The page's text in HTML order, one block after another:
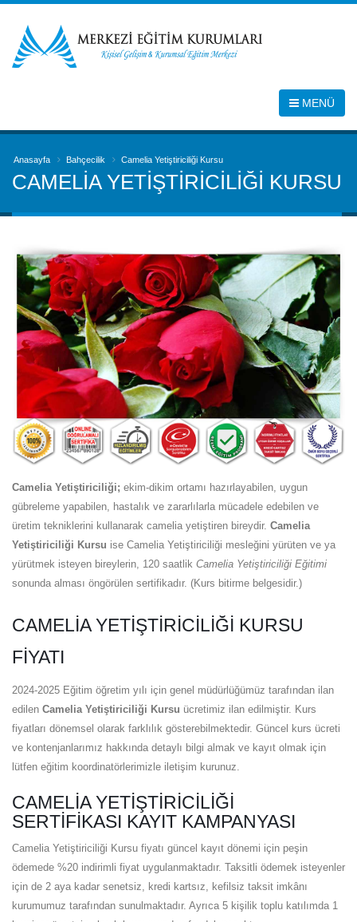
MENÜ
Anasayfa Bahçecilik Camelia Yetiştiriciliği Kursu
CAMELIA YETIŞTIRICILIĞI KURSU
Camelia Yetiştiriciliği; ekim-dikim ortamı hazırlayabilen, uygun
gübreleme yapabilen, hastalık ve zararlılarla mücadele edebilen ve
üretim tekniklerini kullanarak camelia yetiştiren bireydir. Camelia
Yetiştiriciliği Kursu ise Camelia Yetiştiriciliği mesleğini yürüten ve ya
yürütmek isteyen bireylerin, 120 saatlik Camelia Yetiştiriciliği Eğitimi
sonunda alması öngörülen sertifikadır. (Kurs bitirme belgesidir.)
CAMELIA YETIŞTIRICILIĞI KURSU
FIYATI
2024-2025 Eğitim öğretim yılı için genel müdürlüğümüz tarafından ilan
edilen Camelia Yetiştiriciliği Kursu ücretimiz ilan edilmiştir. Kurs
fiyatları dönemsel olarak farklılık gösterebilmektedir. Güncel kurs ücreti
ve kontenjanlarımız hakkında detaylı bilgi almak ve kayıt olmak için
lütfen eğitim koordinatörlerimizle iletişim kurunuz.
CAMELIA YETIŞTIRICILIĞI
SERTIFIKASI KAYIT KAMPANYASI
Camelia Yetiştiriciliği Kursu fiyatı güncel kayıt dönemi için peşin
ödemede %20 indirimli fiyat uygulanmaktadır. Taksitli ödemek isteyenler
için de 2 aya kadar senetsiz, kredi kartsız, kefilsiz taksit imkânı
kurumumuz tarafından sunulmaktadır. Ayrıca 5 kişilik toplu katılımda 1